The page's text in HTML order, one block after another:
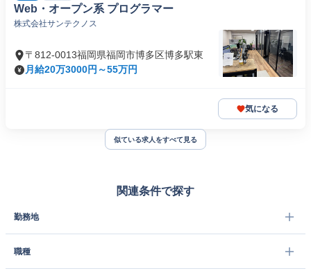
Web・オープン系 プログラマー
株式会社サンテクノス
〒812-0013福岡県福岡市博多区博多駅東
月給20万3000円～55万円
気になる
似ている求人をすべて見る
関連条件で探す
勤務地
職種